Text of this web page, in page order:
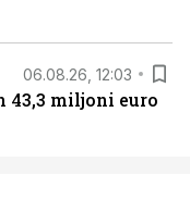
06.08.26, 12:03
43,3 miljoni euro